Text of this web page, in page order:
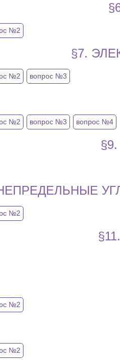
№2
§7.
№2 вопрос №3
№2 вопрос №3 вопрос №4
№2
№2
№2